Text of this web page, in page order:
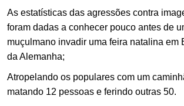
As estatísticas das agressões contra
foram dadas a conhecer pouco antes de
muçulmano invadir uma feira natalina em
da Alemanha;
Atropelando os populares com um
matando 12 pessoas e ferindo outras 50.